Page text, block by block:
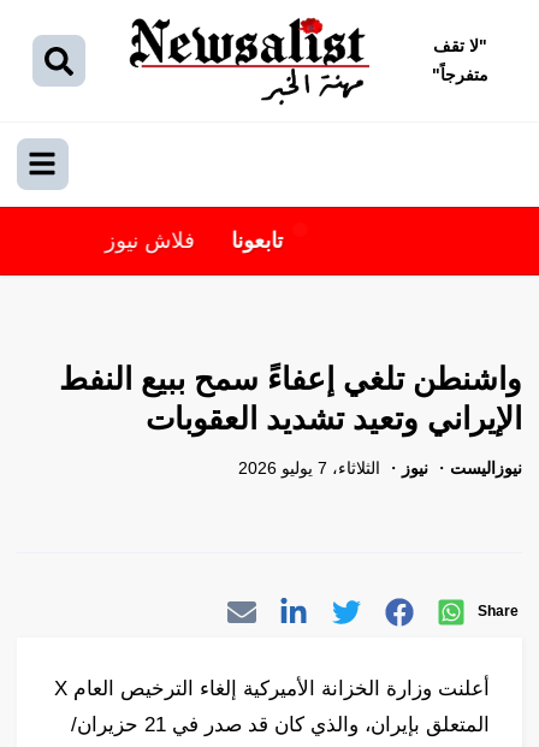
"لا تقف
متفرجاً"
تابعونا فلاش نيوز
واشنطن تلغي إعفاءً سمح ببيع النفط
الإيراني وتعيد تشديد العقوبات
نيوزاليست نيوز الثلاثاء، 7 يوليو 2026
Share
أعلنت وزارة الخزانة الأميركية إلغاء الترخيص العام X
المتعلق بإيران، والذي كان قد صدر في 21 حزيران/